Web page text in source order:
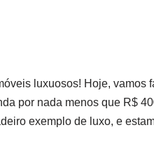
luxuosos! Hoje, vamos
por nada menos que R$
exemplo de luxo, e